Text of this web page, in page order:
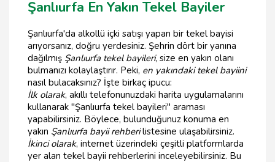
Şanlıurfa En Yakın Tekel Bayiler
Şanlıurfa'da alkollü içki satışı yapan bir tekel bayisi
arıyorsanız, doğru yerdesiniz. Şehrin dört bir yanına
dağılmış Şanlıurfa tekel bayileri, size en yakın olanı
bulmanızı kolaylaştırır. Peki, en yakındaki tekel bayiini
nasıl bulacaksınız? İşte birkaç ipucu:
İlk olarak, akıllı telefonunuzdaki harita uygulamalarını
kullanarak "Şanlıurfa tekel bayileri" araması
yapabilirsiniz. Böylece, bulunduğunuz konuma en
yakın Şanlıurfa bayii rehberilistesine ulaşabilirsiniz.
İkinci olarak, internet üzerindeki çeşitli platformlarda
yer alan tekel bayii rehberlerini inceleyebilirsiniz. Bu